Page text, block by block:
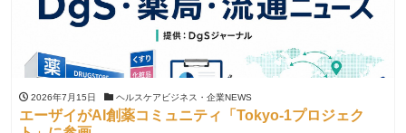
2026年7月15日 ヘルスケアビジネス・企業NEWS
エーザイがAI創薬コミュニティ「Tokyo-1プロジェク